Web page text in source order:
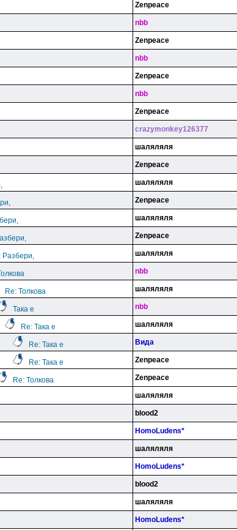
Zenpeace
nbb
Zenpeace
nbb
Zenpeace
nbb
Zenpeace
crazymonkey126377
шаляляля
Zenpeace
шаляляля
Zenpeace
шаляляля
Zenpeace
Разбери, шаляляля
nbb
Re: Толкова шаляляля
Така е nbb
Re: Така е шаляляля
Re: Така е Вида
Re: Така е Zenpeace
Re: Толкова Zenpeace
шаляляля
blood2
HomoLudens*
шаляляля
HomoLudens*
blood2
шаляляля
HomoLudens*